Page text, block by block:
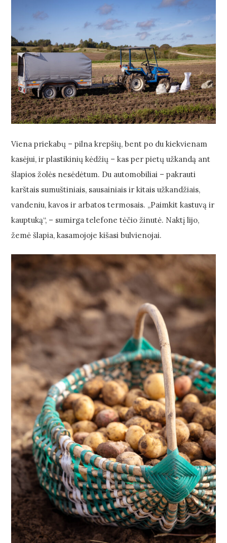
Viena priekabų – pilna krepšių, bent po du kiekvienam
kasėjui, ir plastikinių kėdžių – kas per pietų užkandą ant
šlapios žolės nesėdėtum. Du automobiliai – pakrauti
karštais sumuštiniais, sausainiais ir kitais užkandžiais,
vandeniu, kavos ir arbatos termosais. „Paimkit kastuvą ir
kauptuką“, – sumirga telefone tėčio žinutė. Naktį lijo,
žemė šlapia, kasamojoje kišasi bulvienojai.